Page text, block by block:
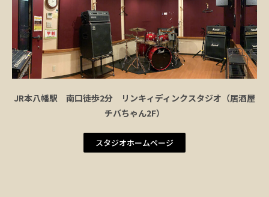
JR本八幡駅 南口徒歩2分 リンキィディンクスタジオ（居酒屋
チバちゃん2F）
スタジオホームページ